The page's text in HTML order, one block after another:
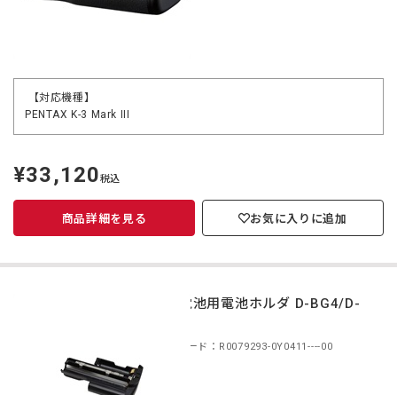
【対応機種】
PENTAX K-3 Mark III
定
価
¥33,120税込
商品詳細を見る お気に入りに追加
単3電池用電池ホルダ D-BG4/D-
商品コード：R0079293-0Y0411----00